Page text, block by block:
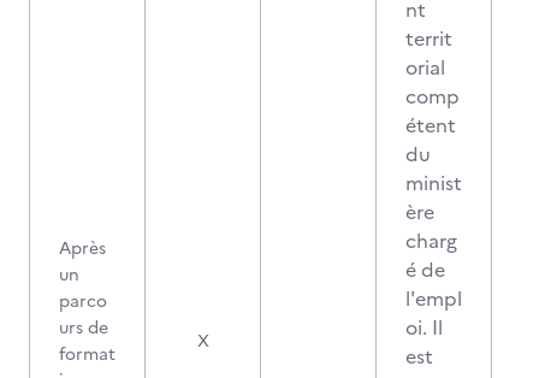
Après
un
parco
urs de
format
X
nt
territ
orial
comp
étent
du
minist
ère
charg
é de
l'empl
oi. Il
est